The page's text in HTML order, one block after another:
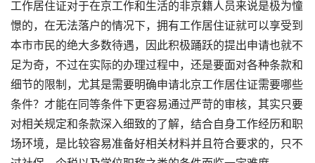
工作居住证对于在京工作和生活的非京籍人员来说是极为憧
憬的，在无法落户的情况下，拥有工作居住证就可以享受到
本市市民的绝大多数待遇，因此积极踊跃的提出申请也就不
足为奇，不过在实际的办理过程中，还是要面对各种条款和
细节的限制，尤其是需要明确申请北京工作居住证需要哪些
条件？才能在同等条件下更容易通过严苛的审核，其实只要
对相关规定和条款深入细致的了解，结合自身工作经历和职
场环境，是比较容易准备好相关材料并且符合要求的，只不